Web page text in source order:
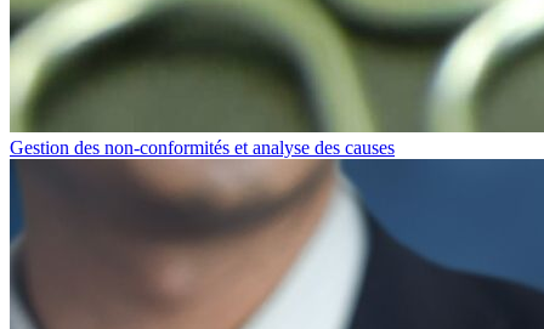
Gestion des non-conformités et analyse des causes